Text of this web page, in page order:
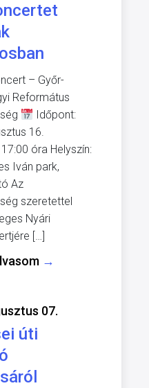
– Győr-
Református
Időpont:
16.
óra Helyszín:
Iván park,
Az
szeretettel
Nyári
[…]
→
07.
úti